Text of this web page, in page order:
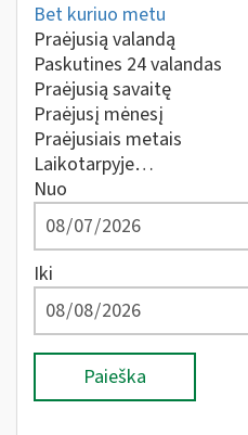
Bet kuriuo metu
Praėjusią valandą
Paskutines 24 valandas
Praėjusią savaitę
Praėjusį mėnesį
Praėjusiais metais
Laikotarpyje…
Nuo
Iki
Paieška